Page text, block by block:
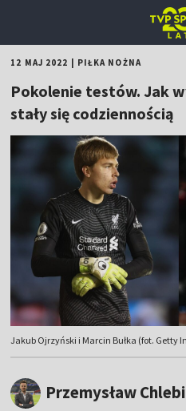
12 MAJ 2022 PIŁKA NOŻNA
Pokolenie testów. Jak
stały się codziennością
Jakub Ojrzyński i Marcin Bułka (fot. Getty
Przemysław